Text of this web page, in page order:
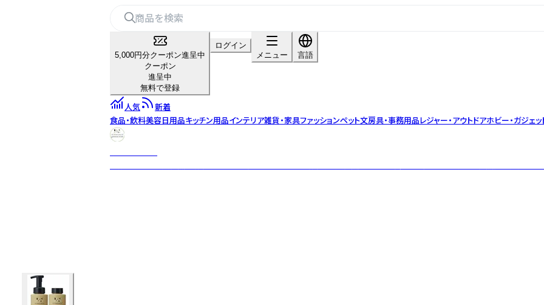
5,000円分クーポン進呈中
クーポン
進呈中
無料で登録
ログイン
メニュー
言語
人気
新着
食品・飲料美容日用品キッチン用品インテリア雑貨・家具ファッションペット文房具・事務用品レジャー・アウトドアホビー・ガジェッ